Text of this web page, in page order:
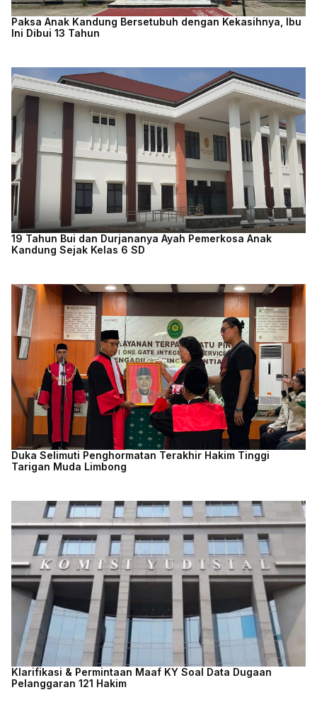
Paksa Anak Kandung Bersetubuh dengan Kekasihnya, Ibu
Ini Dibui 13 Tahun
19 Tahun Bui dan Durjananya Ayah Pemerkosa Anak
Kandung Sejak Kelas 6 SD
Duka Selimuti Penghormatan Terakhir Hakim Tinggi
Tarigan Muda Limbong
Klarifikasi & Permintaan Maaf KY Soal Data Dugaan
Pelanggaran 121 Hakim